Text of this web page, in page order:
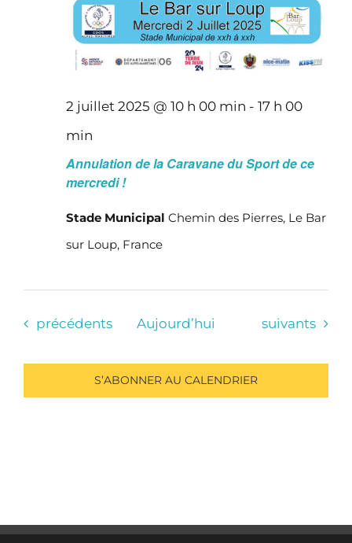
2 juillet 2025 @ 10 h 00 min - 17 h 00
min
Annulation de la Caravane du Sport de ce
mercredi !
Stade Municipal Chemin des Pierres, Le Bar
sur Loup, France
Évènements
précédents Aujourd’hui Évènements
suivants
S’ABONNER AU CALENDRIER